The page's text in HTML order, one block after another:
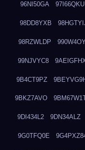
96NI50GA 97I66QKU
98DD8YXB
98RZWLDP
99NJVYC8
9B4CT9PZ
9BKZ7AVO
9DI434L2 9DN34ALZ
9G0TFQ0E